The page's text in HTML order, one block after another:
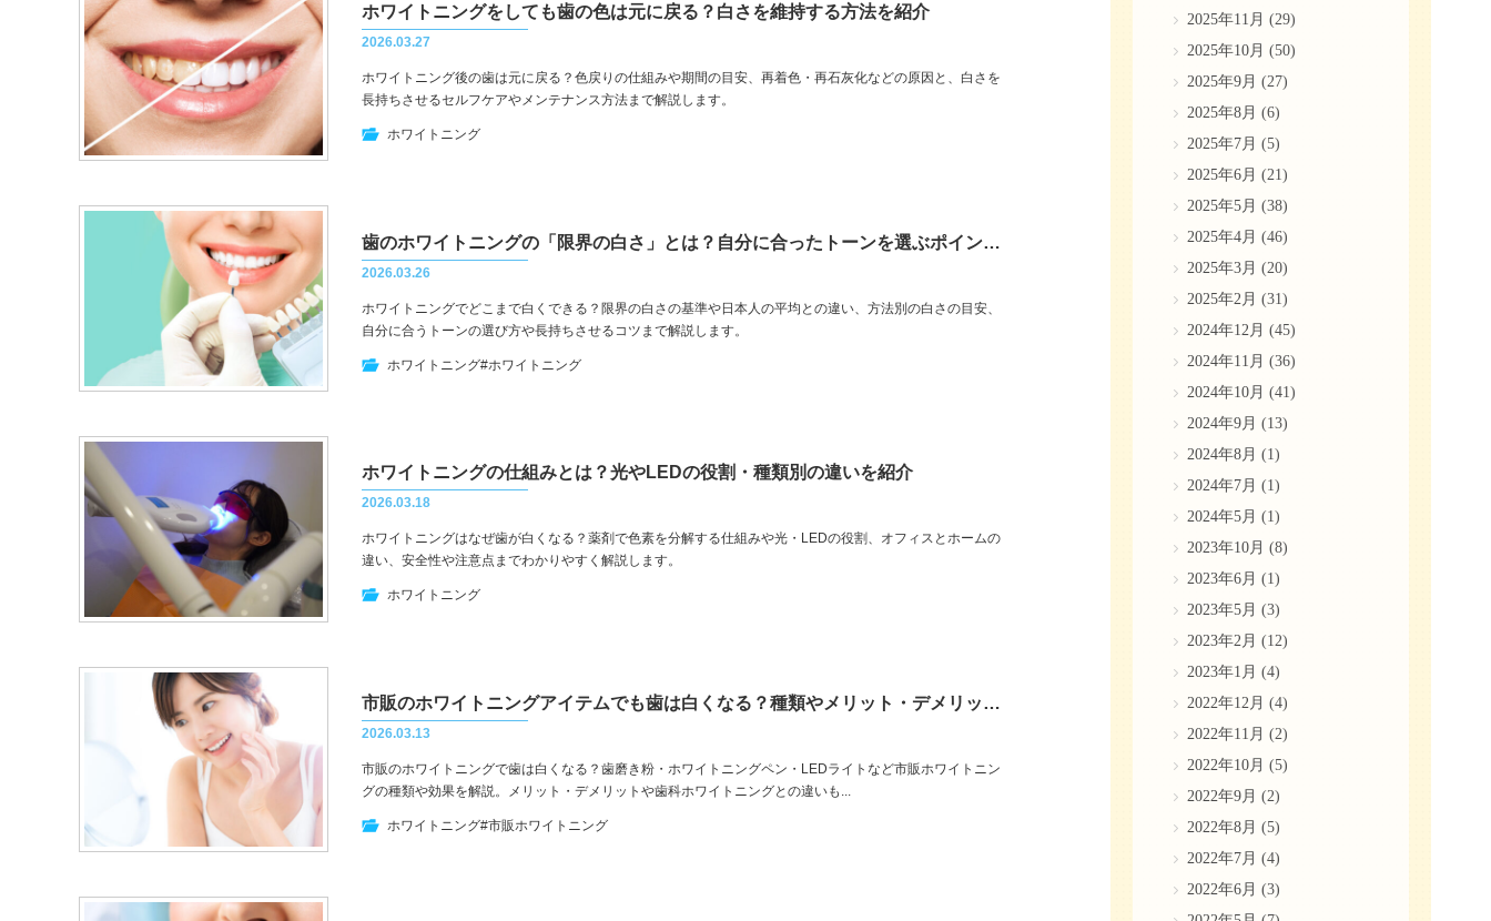
ホワイトニングをしても歯の色は元に戻る？白さを維持する方法を紹介
2026.03.27
ホワイトニング後の歯は元に戻る？色戻りの仕組みや期間の目安、再着色・再石灰化などの原因と、白さを
長持ちさせるセルフケアやメンテナンス方法まで解説します。
ホワイトニング
歯のホワイトニングの「限界の白さ」とは？自分に合ったトーンを選ぶポイントと長持ちさせるコツ
2026.03.26
ホワイトニングでどこまで白くできる？限界の白さの基準や日本人の平均との違い、方法別の白さの目安、
自分に合うトーンの選び方や長持ちさせるコツまで解説します。
ホワイトニング#ホワイトニング
ホワイトニングの仕組みとは？光やLEDの役割・種類別の違いを紹介
2026.03.18
ホワイトニングはなぜ歯が白くなる？薬剤で色素を分解する仕組みや光・LEDの役割、オフィスとホームの
違い、安全性や注意点までわかりやすく解説します。
ホワイトニング
市販のホワイトニングアイテムでも歯は白くなる？種類やメリット・デメリットも解説
2026.03.13
市販のホワイトニングで歯は白くなる？歯磨き粉・ホワイトニングペン・LEDライトなど市販ホワイトニン
グの種類や効果を解説。メリット・デメリットや歯科ホワイトニングとの違いも...
ホワイトニング#市販ホワイトニング
2025年11月 (29)
2025年10月 (50)
2025年9月 (27)
2025年8月 (6)
2025年7月 (5)
2025年6月 (21)
2025年5月 (38)
2025年4月 (46)
2025年3月 (20)
2025年2月 (31)
2024年12月 (45)
2024年11月 (36)
2024年10月 (41)
2024年9月 (13)
2024年8月 (1)
2024年7月 (1)
2024年5月 (1)
2023年10月 (8)
2023年6月 (1)
2023年5月 (3)
2023年2月 (12)
2023年1月 (4)
2022年12月 (4)
2022年11月 (2)
2022年10月 (5)
2022年9月 (2)
2022年8月 (5)
2022年7月 (4)
2022年6月 (3)